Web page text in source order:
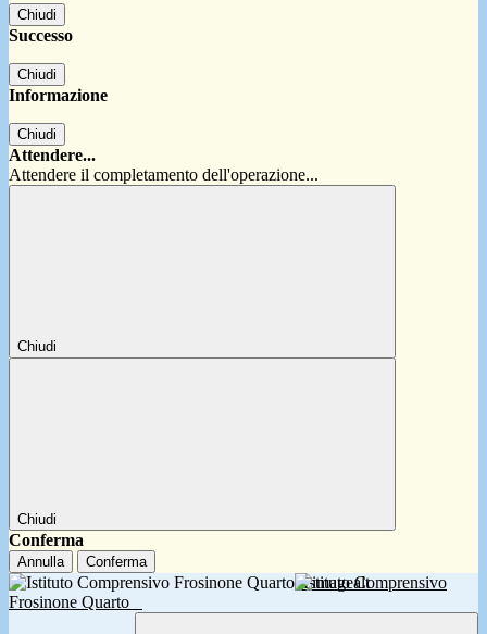
Chiudi
Successo
Chiudi
Informazione
Chiudi
Attendere...
Attendere il completamento dell'operazione...
Chiudi
Chiudi
Conferma
Annulla Conferma
Istituto Comprensivo
Frosinone Quarto